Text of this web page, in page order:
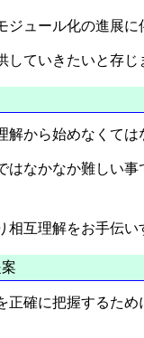
ュール化の進展
ていきたいと存じ
から始めなくては
なかなか難しい
互理解をお手伝い
確に把握するた